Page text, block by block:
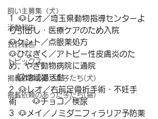
飼い主募集（犬）
活動報告
会計報告
トピックス
掲載依頼のあった子たち(犬)
掲載依頼のあった子たち(猫)
1  🐶レオ／埼玉県動物指導センターよ
り引出し・医療ケアのため入院
🐶ケント／点眼薬処方
🐶ひなぎく／アトピー性皮膚炎のた
め、やぎ動物病院に通院
🐱地域猫活動
2  🐶レオ／右前足骨折手術・不妊手
術　　🐶チョコ／検尿
3  🐶メイ／ノミダニフィラリア予防薬